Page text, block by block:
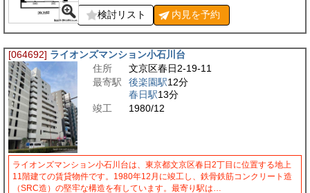
検討リスト 内見を予約
[064692] ライオンズマンション小石川台
住所
文京区春日2-19-11
最寄駅
後楽園駅12分
春日駅13分
竣工
1980/12
ライオンズマンション小石川台は、東京都文京区春日2丁目に位置する地上
11階建ての賃貸物件です。1980年12月に竣工し、鉄骨鉄筋コンクリート造
（SRC造）の堅牢な構造を有しています。最寄り駅は…